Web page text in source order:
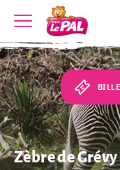
Zèbre de Grévy